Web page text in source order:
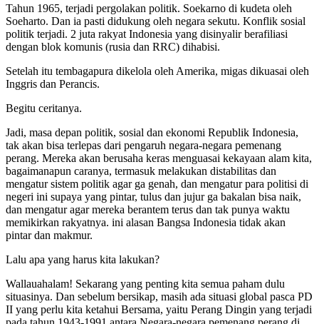
Tahun 1965, terjadi pergolakan politik. Soekarno di kudeta oleh
Soeharto. Dan ia pasti didukung oleh negara sekutu. Konflik sosial
politik terjadi. 2 juta rakyat Indonesia yang disinyalir berafiliasi
dengan blok komunis (rusia dan RRC) dihabisi.
Setelah itu tembagapura dikelola oleh Amerika, migas dikuasai oleh
Inggris dan Perancis.
Begitu ceritanya.
Jadi, masa depan politik, sosial dan ekonomi Republik Indonesia,
tak akan bisa terlepas dari pengaruh negara-negara pemenang
perang. Mereka akan berusaha keras menguasai kekayaan alam kita,
bagaimanapun caranya, termasuk melakukan distabilitas dan
mengatur sistem politik agar ga genah, dan mengatur para politisi di
negeri ini supaya yang pintar, tulus dan jujur ga bakalan bisa naik,
dan mengatur agar mereka berantem terus dan tak punya waktu
memikirkan rakyatnya. ini alasan Bangsa Indonesia tidak akan
pintar dan makmur.
Lalu apa yang harus kita lakukan?
Wallauahalam! Sekarang yang penting kita semua paham dulu
situasinya. Dan sebelum bersikap, masih ada situasi global pasca PD
II yang perlu kita ketahui Bersama, yaitu Perang Dingin yang terjadi